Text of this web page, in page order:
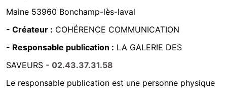
Maine 53960 Bonchamp-lès-laval
- Créateur : COHÉRENCE COMMUNICATION
- Responsable publication : LA GALERIE DES
SAVEURS - 02.43.37.31.58
Le responsable publication est une personne physique